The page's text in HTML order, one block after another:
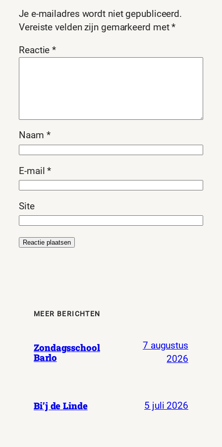
Je e-mailadres wordt niet gepubliceerd.
Vereiste velden zijn gemarkeerd met*
Reactie*
Naam *
E-mail*
Site
MEER BERICHTEN
Zondagsschool
Barlo
7 augustus
2026
Bi’j de Linde 5 juli 2026